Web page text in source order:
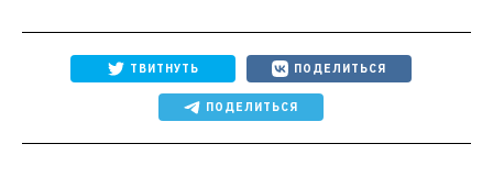
ТВИТНУТЬ ПОДЕЛИТЬСЯ
ПОДЕЛИТЬСЯ